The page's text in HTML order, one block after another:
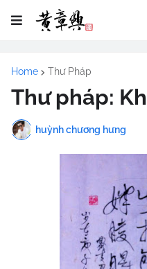
Home Thư Pháp
Thư pháp:
huỳnh chương hưng